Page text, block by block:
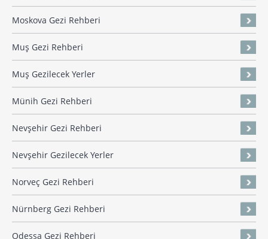
Moskova Gezi Rehberi
Muş Gezi Rehberi
Muş Gezilecek Yerler
Münih Gezi Rehberi
Nevşehir Gezi Rehberi
Nevşehir Gezilecek Yerler
Norveç Gezi Rehberi
Nürnberg Gezi Rehberi
Odessa Gezi Rehberi